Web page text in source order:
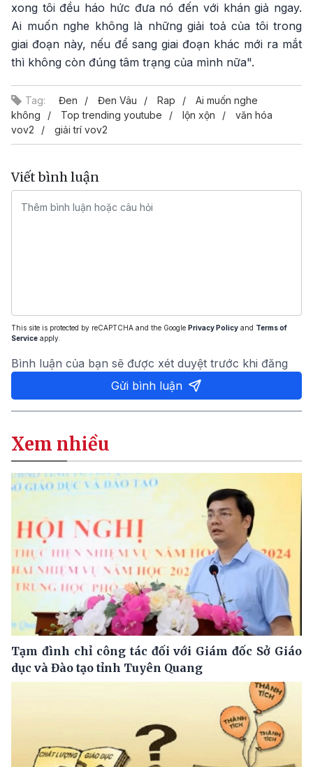
xong tôi đều háo hức đưa nó đến với khán giả ngay.
Ai muốn nghe không là những giải toả của tôi trong
giai đoạn này, nếu để sang giai đoạn khác mới ra mắt
thì không còn đúng tâm trạng của mình nữa".
Tag: Đen Đen Vâu Rap
Ai muốn nghe
không
Top trending youtube lộn xộn
văn hóa
vov2
giải trí vov2
Viết bình luận
This site is protected by reCAPTCHA and the Google Privacy Policy and Terms of
Service apply.
Bình luận của bạn sẽ được xét duyệt trước khi đăng
Gửi bình luận
Xem nhiều
Tạm đình chỉ công tác đối với Giám đốc Sở Giáo
dục và Đào tạo tỉnh Tuyên Quang